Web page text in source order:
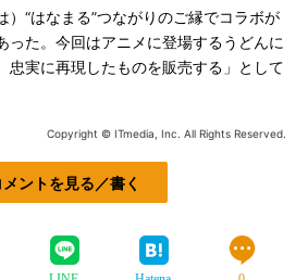
“はなまる”つながりのご縁でコラボが
った。今回はアニメに登場するうどんに
忠実に再現したものを販売する」として
Copyright © ITmedia, Inc. All Rights Reserved.
メントを見る／書く